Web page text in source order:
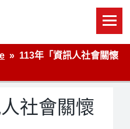
113年「資訊人社會關懷
社會關懷